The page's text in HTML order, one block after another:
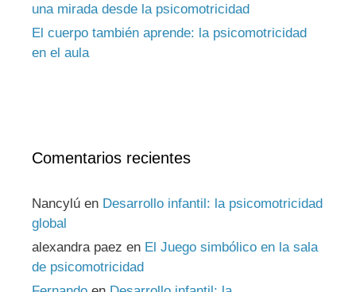
una mirada desde la psicomotricidad
El cuerpo también aprende: la psicomotricidad
en el aula
Comentarios recientes
Nancylú en Desarrollo infantil: la psicomotricidad
global
alexandra paez en El Juego simbólico en la sala
de psicomotricidad